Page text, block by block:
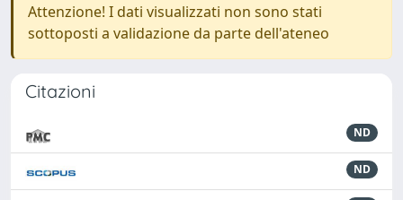
Attenzione! I dati visualizzati non sono stati
sottoposti a validazione da parte dell'ateneo
Citazioni
ND
ND